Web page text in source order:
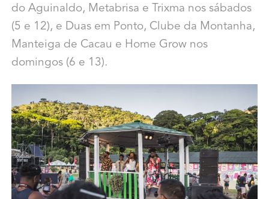
do Aguinaldo, Metabrisa e Trixma nos sábados
(5 e 12), e Duas em Ponto, Clube da Montanha,
Manteiga de Cacau e Home Grow nos
domingos (6 e 13).